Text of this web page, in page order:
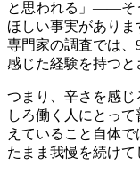
と思われる」——そ
ほしい事実があり
専門家の調査では、
感じた経験を持つと
つまり、辛さを感
しろ働く人にとっ
えていること自体
たまま我慢を続けて